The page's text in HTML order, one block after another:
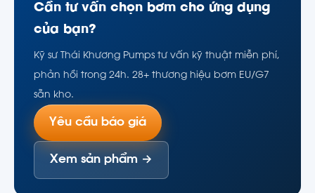
Cần tư vấn chọn bơm cho ứng dụng
của bạn?
Kỹ sư Thái Khương Pumps tư vấn kỹ thuật miễn phí,
phản hồi trong 24h. 28+ thương hiệu bơm EU/G7
sẵn kho.
Yêu cầu báo giá
Xem sản phẩm →